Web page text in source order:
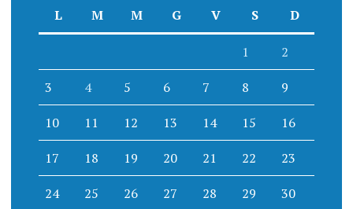
L
M M G V S D
1 2
3 4 5 6 7 8 9
10 11 12 13 14 15 16
17 18 19 20 21 22 23
24 25 26 27 28 29 30